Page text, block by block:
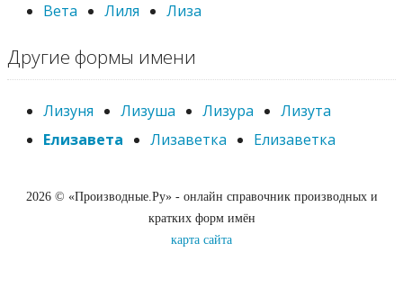
Вета Лиля Лиза
Другие формы имени
Лизуня Лизуша Лизура
Лизута
Елизавета
Лизаветка Елизаветка
2026 © «Производные.Ру» - онлайн справочник производных и
кратких форм имён
карта сайта